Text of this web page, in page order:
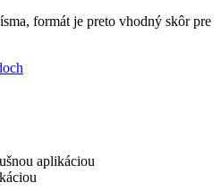
formát je preto vhodný skôr pre
aplikáciou